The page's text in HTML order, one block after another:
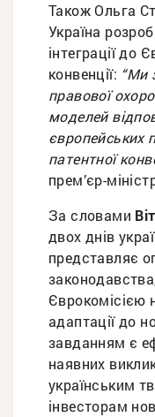
Також Ольга
Україна
інтеграції до
конвенції: “Ми
правової
моделей
європейських
патентної
прем’єр-
За словами
двох днів
представляє
Єврокомісією
адаптації до
завданням є
наявних
українським
інвесторам